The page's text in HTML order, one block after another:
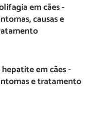
em cães -
causas e
em cães -
e tratamento